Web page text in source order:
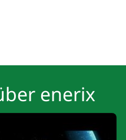
enerix